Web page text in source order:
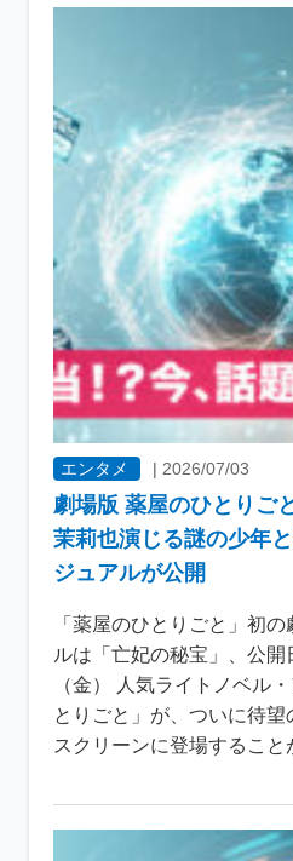
エンタメ | 2026/07/03
劇場版 薬屋のひとりご
茉莉也演じる謎の少年
ジュアルが公開
「薬屋のひとりごと」初
ルは「亡妃の秘宝」、公開
（金） 人気ライトノベル
とりごと」が、ついに待
スクリーンに登場するこ